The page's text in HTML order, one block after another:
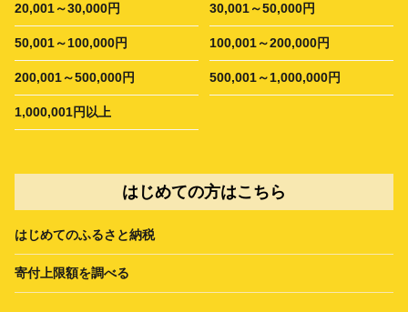
20,001～30,000円 30,001～50,000円
50,001～100,000円 100,001～200,000円
200,001～500,000円 500,001～1,000,000円
1,000,001円以上
はじめての方はこちら
はじめてのふるさと納税
寄付上限額を調べる